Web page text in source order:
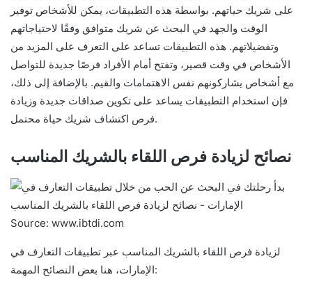
على شريك حياتهم. بواسطة هذه التطبيقات، يمكن للأشخاص توفير
الوقت والجهد في البحث عن شريك متوافق وفقًا لاحتياجاتهم
وتفضيلاتهم. هذه التطبيقات تساعد على التعرف على المزيد من
الأشخاص في وقت قصير، وتفتح أمام الأفراد فرصًا جديدة للتواصل
مع أشخاص يشاركونهم نفس الاهتمامات والقيم. بالإضافة إلى ذلك،
فإن استخدام التطبيقات يساعد على تكوين صداقات جديدة وزيادة
فرص اكتشاف شريك حياة محتمل.
نصائح لزيادة فرص اللقاء بالشريك المناسب
Source: www.ibtdi.com
لزيادة فرص اللقاء بالشريك المناسب عبر تطبيقات التعارف في
الإمارات، هنا بعض النصائح المهمة: